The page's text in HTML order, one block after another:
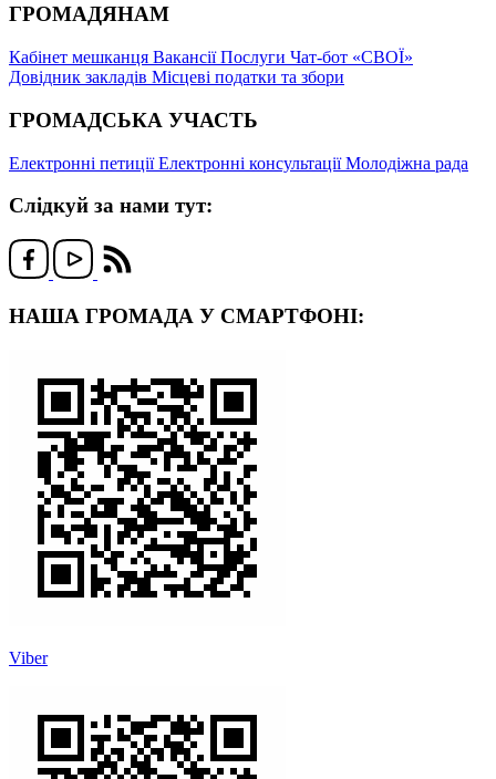
ГРОМАДЯНАМ
Кабінет мешканця ВакансіїПослуги Чат-бот «СВОЇ»
Довідник закладів Місцеві податки та збори
ГРОМАДСЬКА УЧАСТЬ
Електронні петиціїЕлектронні консультаціїМолодіжна рада
Слідкуй за нами тут:
НАША ГРОМАДА У СМАРТФОНІ:
Viber